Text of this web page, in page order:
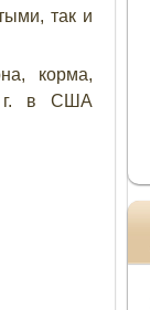
так и
корма,
г. в США